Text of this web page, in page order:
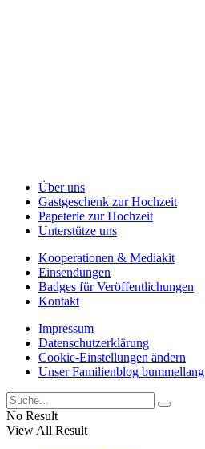
Über uns
Gastgeschenk zur Hochzeit
Papeterie zur Hochzeit
Unterstütze uns
Kooperationen & Mediakit
Einsendungen
Badges für Veröffentlichungen
Kontakt
Impressum
Datenschutzerklärung
Cookie-Einstellungen ändern
Unser Familienblog bummellang
No Result
View All Result